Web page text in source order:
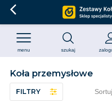
szukaj
menu
Koła przemysłowe
FILTRY